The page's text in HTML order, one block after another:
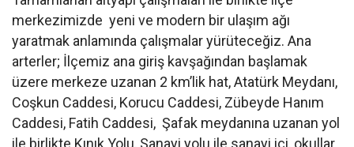
merkezimizde yeni ve modern bir ulaşım ağı
yaratmak anlamında çalışmalar yürüteceğiz. Ana
arterler; İlçemiz ana giriş kavşağından başlamak
üzere merkeze uzanan 2 km’lik hat, Atatürk Meydanı,
Coşkun Caddesi, Korucu Caddesi, Zübeyde Hanım
Caddesi, Fatih Caddesi, Şafak meydanına uzanan yol